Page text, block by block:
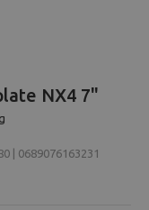
NX4 7"
| 0689076163231